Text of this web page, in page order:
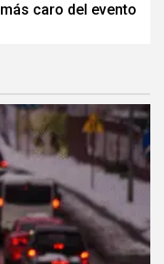
más caro del evento